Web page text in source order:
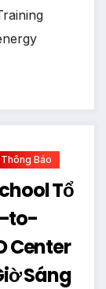
Thông Báo
Tổ
to-
Center
Sáng